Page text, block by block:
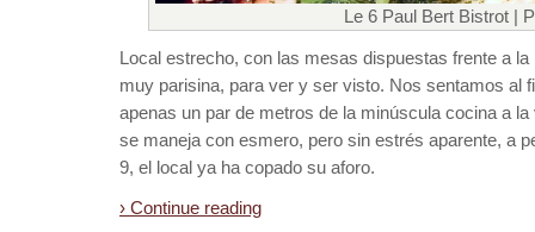
Le 6 Paul Bert Bistrot |
Local estrecho, con las mesas dispuestas frente a
muy parisina, para ver y ser visto. Nos sentamos al
apenas un par de metros de la minúscula cocina a
se maneja con esmero, pero sin estrés aparente, a
9, el local ya ha copado su aforo.
› Continue reading